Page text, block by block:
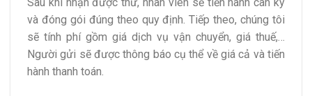
Sau khi nhận được thư, nhân viên sẽ tiến hành cân ký
và đóng gói đúng theo quy định. Tiếp theo, chúng tôi
sẽ tính phí gồm giá dịch vụ vận chuyển, giá thuế,…
Người gửi sẽ được thông báo cụ thể về giá cả và tiến
hành thanh toán.